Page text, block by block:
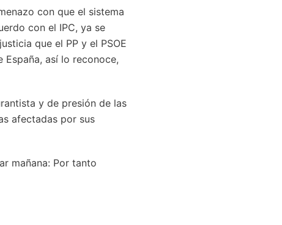
con que el sistema
con el IPC, ya se
que el PP y el PSOE
así lo reconoce,
y de presión de las
afectadas por sus
mañana: Por tanto